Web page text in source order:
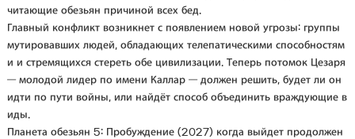
читающие обезьян причиной всех бед.
Главный конфликт возникнет с появлением новой угрозы: группы
мутировавших людей, обладающих телепатическими способностям
и и стремящихся стереть обе цивилизации. Теперь потомок Цезаря
— молодой лидер по имени Каллар — должен решить, будет ли он
идти по пути войны, или найдёт способ объединить враждующие в
иды.
Планета обезьян 5: Пробуждение (2027) когда выйдет продолжен